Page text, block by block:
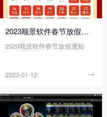
位的企业的代表齐聚一堂，就
数字化工厂建设的发展趋势、
顶层设计和应用案例进行了深
数字化转型注入新动力。
2023顺景软件春节放假通知
2023顺景软件春节放假通知
2023-01-12 